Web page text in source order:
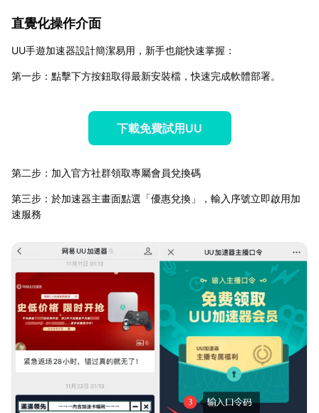
直覺化操作介面
UU手遊加速器設計簡潔易用，新手也能快速掌握：
第一步：點擊下方按鈕取得最新安裝檔，快速完成軟體部署。
下載免費試用UU
第二步：加入官方社群領取專屬會員兌換碼
第三步：於加速器主畫面點選「優惠兌換」，輸入序號立即啟用加
速服務